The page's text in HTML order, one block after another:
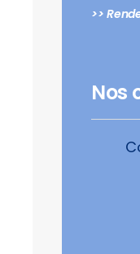
>>
Nos